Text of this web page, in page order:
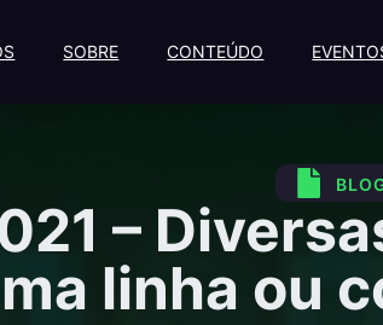
SOBRE CONTEÚDO
–
linha ou